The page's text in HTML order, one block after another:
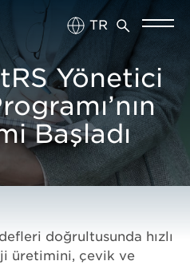
TR
EN
Yönetici
Başladı
doğrultusunda hızlı
üretimini, çevik ve